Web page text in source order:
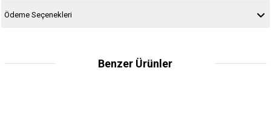
Ödeme Seçenekleri
Benzer Ürünler